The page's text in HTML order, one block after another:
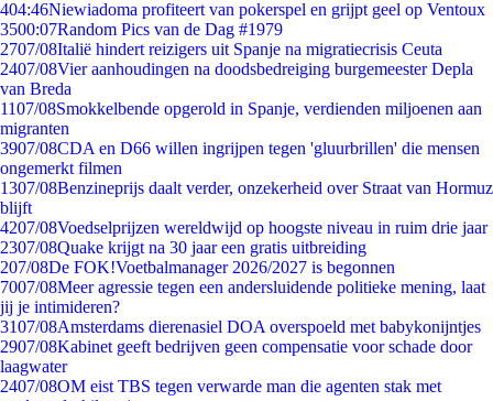
404:46Niewiadoma profiteert van pokerspel en grijpt geel op Ventoux
3500:07Random Pics van de Dag #1979
2707/08Italië hindert reizigers uit Spanje na migratiecrisis Ceuta
2407/08Vier aanhoudingen na doodsbedreiging burgemeester Depla
van Breda
1107/08Smokkelbende opgerold in Spanje, verdienden miljoenen aan
migranten
3907/08CDA en D66 willen ingrijpen tegen 'gluurbrillen' die mensen
ongemerkt filmen
1307/08Benzineprijs daalt verder, onzekerheid over Straat van Hormuz
blijft
4207/08Voedselprijzen wereldwijd op hoogste niveau in ruim drie jaar
2307/08Quake krijgt na 30 jaar een gratis uitbreiding
207/08De FOK!Voetbalmanager 2026/2027 is begonnen
7007/08Meer agressie tegen een andersluidende politieke mening, laat
jij je intimideren?
3107/08Amsterdams dierenasiel DOA overspoeld met babykonijntjes
2907/08Kabinet geeft bedrijven geen compensatie voor schade door
laagwater
2407/08OM eist TBS tegen verwarde man die agenten stak met